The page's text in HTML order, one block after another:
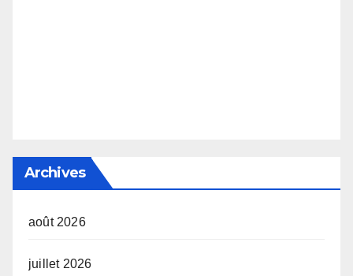
Archives
août 2026
juillet 2026